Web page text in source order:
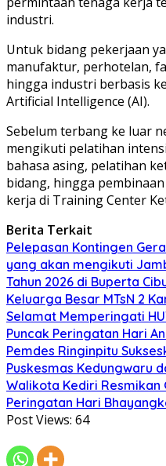
industri.
Untuk bidang pekerjaan
manufaktur, perhotelan,
hingga industri berbasis
Artificial Intelligence (AI).
Sebelum terbang ke luar
mengikuti pelatihan
bahasa asing, pelatihan
bidang, hingga
kerja di Training Center
Berita Terkait
Pelepasan Kontingen
yang akan mengikuti
Tahun 2026 di Buperta
Keluarga Besar MTsN 2
Selamat Memperingati
Puncak Peringatan Hari
Pemdes Ringinpitu
Puskesmas Kedungwaru
Walikota Kediri Resmikan
Peringatan Hari
Post Views: 64